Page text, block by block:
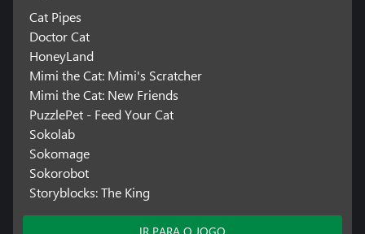
Cat Pipes
Doctor Cat
HoneyLand
Mimi the Cat: Mimi's Scratcher
Mimi the Cat: New Friends
PuzzlePet - Feed Your Cat
Sokolab
Sokomage
Sokorobot
Storyblocks: The King